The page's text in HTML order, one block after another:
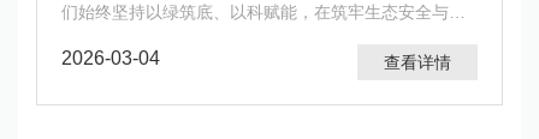
们始终坚持以绿筑底、以科赋能，在筑牢生态安全与种
为天河乃至广州的创新发展注入了绿色动能与科技力
2026-03-04 查看详情